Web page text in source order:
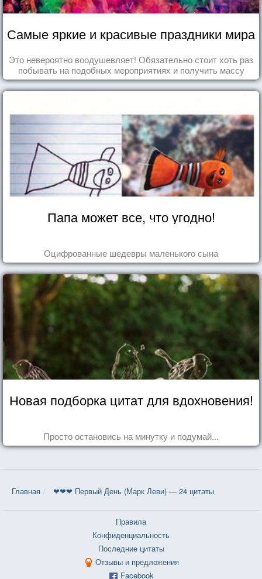
Самые яркие и красивые праздники мира
Это невероятно воодушевляет! Обязательно стоит хоть раз
побывать на подобных мероприятиях и получить массу
впечатлений!
Папа может все, что угодно!
Оцифрованные шедевры маленького сына
Новая подборка цитат для вдохновения!
Просто остановись на минутку и подумай...
Главная ❤❤❤ Первый День (Марк Леви) — 24 цитаты
Правила
Конфиденциальность
Последние цитаты
Отзывы и предложения
Facebook